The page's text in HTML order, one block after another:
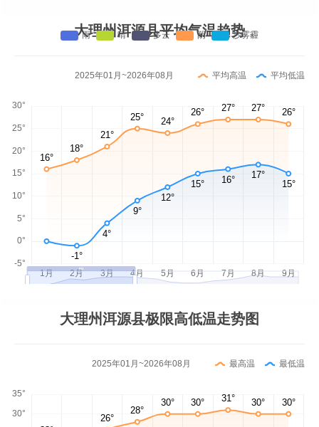
大理州洱源县平均气温趋势
2025年01月~2026年08月 平均高温 平均低温
大理州洱源县极限高低温走势图
2025年01月~2026年08月 最高温 最低温